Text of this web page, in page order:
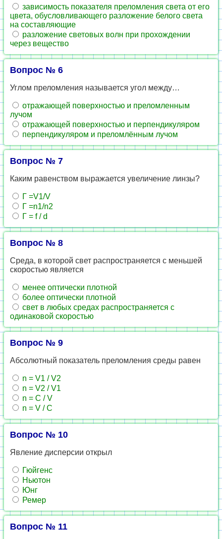
зависимость показателя преломления света от его
цвета, обусловливающего разложение белого света
на составляющие
разложение световых волн при прохождении
через вещество
Вопрос № 6
Углом преломления называется угол между…
отражающей поверхностью и преломленным
лучом
отражающей поверхностью и перпендикуляром
перпендикуляром и преломлённым лучом
Вопрос № 7
Каким равенством выражается увеличение линзы?
Г =V1/V
Г =n1/n2
Г = f / d
Вопрос № 8
Среда, в которой свет распространяется с меньшей
скоростью является
менее оптически плотной
более оптически плотной
свет в любых средах распространяется с
одинаковой скоростью
Вопрос № 9
Абсолютный показатель преломления среды равен
n = V1 / V2
n = V2 / V1
n = C / V
n = V / C
Вопрос № 10
Явление дисперсии открыл
Гюйгенс
Ньютон
Юнг
Ремер
Вопрос № 11